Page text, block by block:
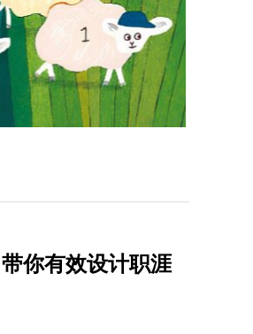
你有效设计职涯